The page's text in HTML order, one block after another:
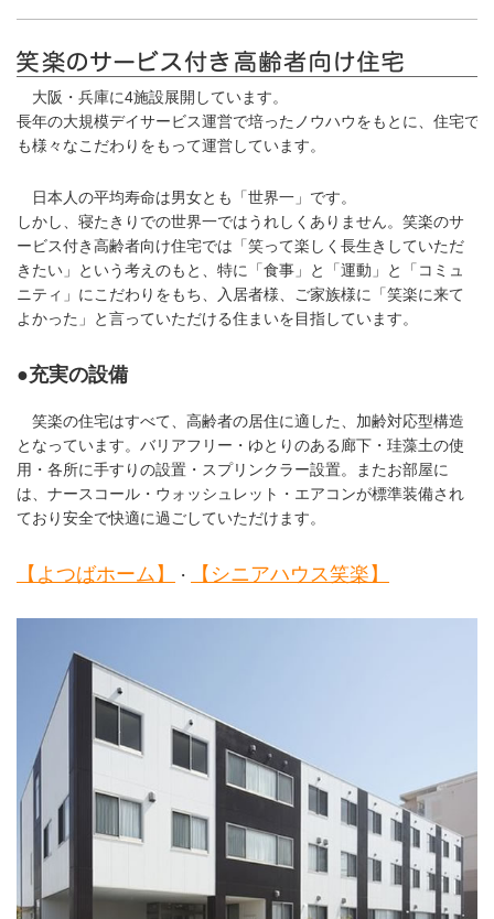
大阪・兵庫に4施設展開しています。
長年の大規模デイサービス運営で培ったノウハウをもとに、住宅で
も様々なこだわりをもって運営しています。
日本人の平均寿命は男女とも「世界一」です。
しかし、寝たきりでの世界一ではうれしくありません。笑楽のサ
ービス付き高齢者向け住宅では「笑って楽しく長生きしていただ
きたい」という考えのもと、特に「食事」と「運動」と「コミュ
ニティ」にこだわりをもち、入居者様、ご家族様に「笑楽に来て
よかった」と言っていただける住まいを目指しています。
●充実の設備
笑楽の住宅はすべて、高齢者の居住に適した、加齢対応型構造
となっています。バリアフリー・ゆとりのある廊下・珪藻土の使
用・各所に手すりの設置・スプリンクラー設置。またお部屋に
は、ナースコール・ウォッシュレット・エアコンが標準装備され
ており安全で快適に過ごしていただけます。
【よつばホーム】 ・ 【シニアハウス笑楽】